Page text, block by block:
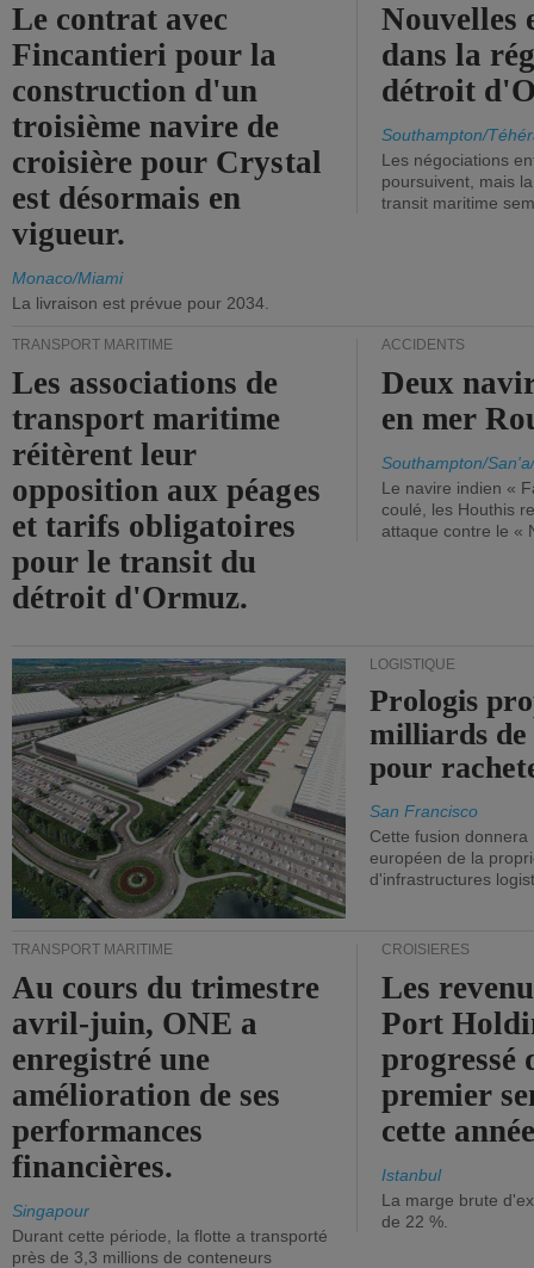
Le contrat avec
Fincantieri pour la
construction d'un
troisième navire de
croisière pour Crystal
est désormais en
vigueur.
Monaco/Miami
La livraison est prévue pour 2034.
Nouvelles
dans la
détroit
Southampton/
Les négociations
poursuivent, mais
transit maritime
TRANSPORT MARITIME
Les associations de
transport maritime
réitèrent leur
opposition aux péages
et tarifs obligatoires
pour le transit du
détroit d'Ormuz.
ACCIDENTS
Deux
en mer
Southampton/
Le navire indien «
coulé, les Houthis
attaque contre le «
LOGISTIQUE
Prologis
milliards
pour
San Francisco
Cette fusion
européen de la
d'infrastructures
TRANSPORT MARITIME
Au cours du trimestre
avril-juin, ONE a
enregistré une
amélioration de ses
performances
financières.
Singapour
Durant cette période, la flotte a transporté
près de 3,3 millions de conteneurs
CROISIÈRES
Les
Port
progressé
premier
cette
Istanbul
La marge brute
de 22 %.